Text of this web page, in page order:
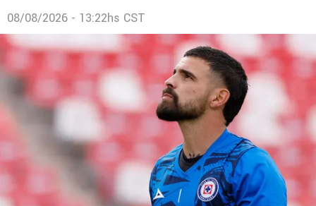
08/08/2026 - 13:22hs CST